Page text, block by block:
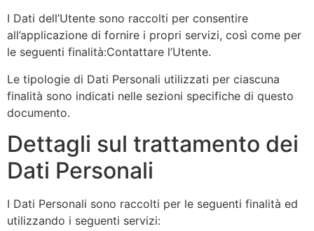
I Dati dell’Utente sono raccolti per consentire
all’applicazione di fornire i propri servizi, così come per
le seguenti finalità:Contattare l’Utente.
Le tipologie di Dati Personali utilizzati per ciascuna
finalità sono indicati nelle sezioni specifiche di questo
documento.
Dettagli sul trattamento dei
Dati Personali
I Dati Personali sono raccolti per le seguenti finalità ed
utilizzando i seguenti servizi: